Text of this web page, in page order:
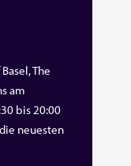
The
am
bis 20:00
neuesten